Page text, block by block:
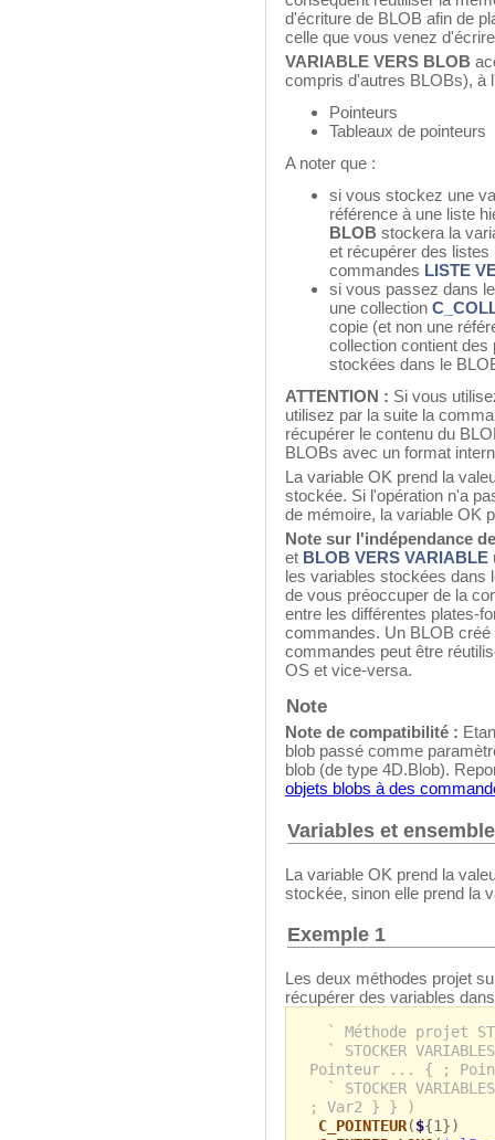
d'écriture de BLOB afin de
celle que vous venez
VARIABLE VERS BLOB
compris d'autres BLOBs), à
Pointeurs
Tableaux de pointeurs
A noter que :
si vous stockez une
référence à une liste
BLOB stockera la
et récupérer des
commandes LISTE
si vous passez dans
une collection
copie (et non une
collection contient des
stockées dans le
ATTENTION : Si vous
utilisez par la suite la
récupérer le contenu du
BLOBs avec un format
La variable OK prend la
stockée. Si l'opération n'a
de mémoire, la variable OK
Note sur l'indépendance
et BLOB VERS VARIABLE
les variables stockées dans
de vous préoccuper de la
entre les différentes plates-
commandes. Un BLOB
commandes peut être
OS et vice-versa.
Note
Note de compatibilité :
blob passé comme
blob (de type 4D.Blob).
objets blobs à des
Variables et
La variable OK prend la
stockée, sinon elle prend la
Exemple 1
Les deux méthodes projet
récupérer des variables
` Méthode projet
` STOCKER
Pointeur ... { ;
` STOCKER
; Var2 } } )
C_POINTEUR(${1})